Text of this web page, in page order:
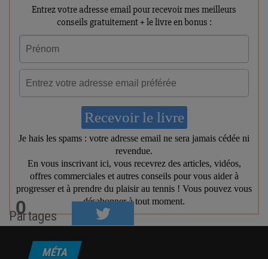
0
Partages
MÉTA